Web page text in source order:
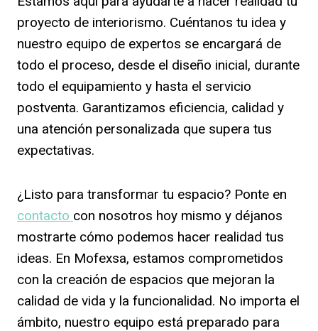
proyecto de interiorismo. Cuéntanos tu idea y
nuestro equipo de expertos se encargará de
todo el proceso, desde el diseño inicial, durante
todo el equipamiento y hasta el servicio
postventa. Garantizamos eficiencia, calidad y
una atención personalizada que supera tus
expectativas.
¿Listo para transformar tu espacio? Ponte en
contacto con nosotros hoy mismo y déjanos
mostrarte cómo podemos hacer realidad tus
ideas. En Mofexsa, estamos comprometidos
con la creación de espacios que mejoran la
calidad de vida y la funcionalidad. No importa el
ámbito, nuestro equipo está preparado para